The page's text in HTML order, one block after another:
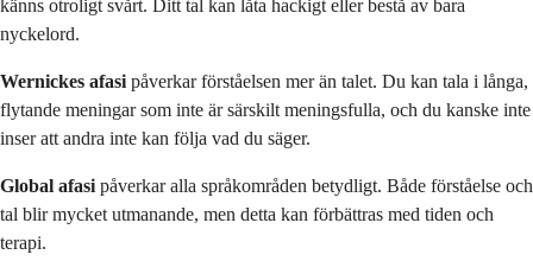
känns otroligt svårt. Ditt tal kan låta hackigt eller bestå av bara
nyckelord.
Wernickes afasi påverkar förståelsen mer än talet. Du kan tala i långa,
flytande meningar som inte är särskilt meningsfulla, och du kanske inte
inser att andra inte kan följa vad du säger.
Global afasi påverkar alla språkområden betydligt. Både förståelse och
tal blir mycket utmanande, men detta kan förbättras med tiden och
terapi.